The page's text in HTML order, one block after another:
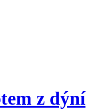
z dýní